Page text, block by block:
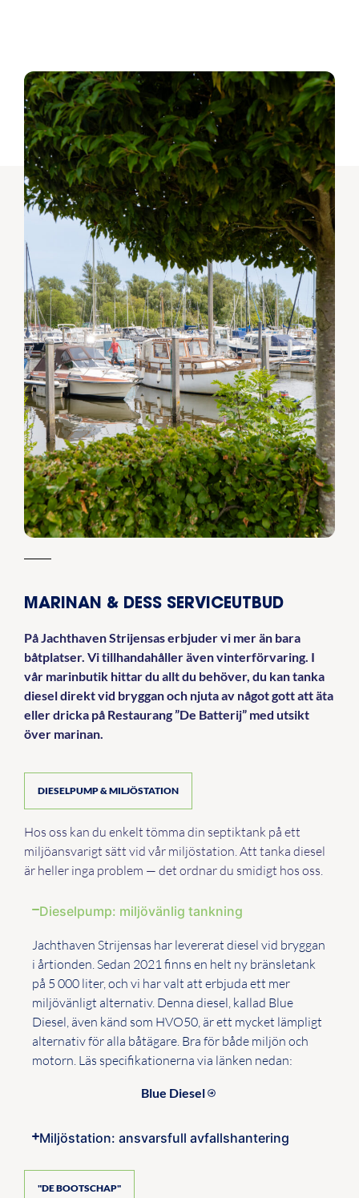
MARINAN & DESS SERVICEUTBUD
På Jachthaven Strijensas erbjuder vi mer än bara
båtplatser. Vi tillhandahåller även vinterförvaring. I
vår marinbutik hittar du allt du behöver, du kan tanka
diesel direkt vid bryggan och njuta av något gott att äta
eller dricka på Restaurang ”De Batterij” med utsikt
över marinan.
DIESELPUMP & MILJÖSTATION
Hos oss kan du enkelt tömma din septiktank på ett
miljöansvarigt sätt vid vår miljöstation. Att tanka diesel
är heller inga problem — det ordnar du smidigt hos oss.
Dieselpump: miljövänlig tankning
Jachthaven Strijensas har levererat diesel vid bryggan
i årtionden. Sedan 2021 finns en helt ny bränsletank
på 5 000 liter, och vi har valt att erbjuda ett mer
miljövänligt alternativ. Denna diesel, kallad Blue
Diesel, även känd som HVO50, är ett mycket lämpligt
alternativ för alla båtägare. Bra för både miljön och
motorn. Läs specifikationerna via länken nedan:
Blue Diesel
Miljöstation: ansvarsfull avfallshantering
"DE BOOTSCHAP"